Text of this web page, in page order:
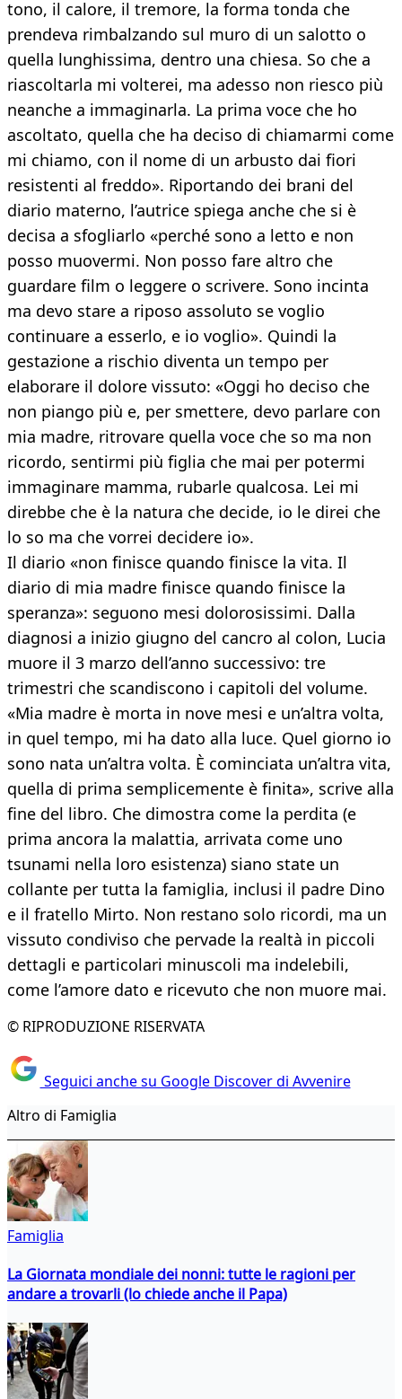
tono, il calore, il tremore, la forma tonda che
prendeva rimbalzando sul muro di un salotto o
quella lunghissima, dentro una chiesa. So che a
riascoltarla mi volterei, ma adesso non riesco più
neanche a immaginarla. La prima voce che ho
ascoltato, quella che ha deciso di chiamarmi come
mi chiamo, con il nome di un arbusto dai fiori
resistenti al freddo». Riportando dei brani del
diario materno, l’autrice spiega anche che si è
decisa a sfogliarlo «perché sono a letto e non
posso muovermi. Non posso fare altro che
guardare film o leggere o scrivere. Sono incinta
ma devo stare a riposo assoluto se voglio
continuare a esserlo, e io voglio». Quindi la
gestazione a rischio diventa un tempo per
elaborare il dolore vissuto: «Oggi ho deciso che
non piango più e, per smettere, devo parlare con
mia madre, ritrovare quella voce che so ma non
ricordo, sentirmi più figlia che mai per potermi
immaginare mamma, rubarle qualcosa. Lei mi
direbbe che è la natura che decide, io le direi che
lo so ma che vorrei decidere io».
Il diario «non finisce quando finisce la vita. Il
diario di mia madre finisce quando finisce la
speranza»: seguono mesi dolorosissimi. Dalla
diagnosi a inizio giugno del cancro al colon, Lucia
muore il 3 marzo dell’anno successivo: tre
trimestri che scandiscono i capitoli del volume.
«Mia madre è morta in nove mesi e un’altra volta,
in quel tempo, mi ha dato alla luce. Quel giorno io
sono nata un’altra volta. È cominciata un’altra vita,
quella di prima semplicemente è finita», scrive alla
fine del libro. Che dimostra come la perdita (e
prima ancora la malattia, arrivata come uno
tsunami nella loro esistenza) siano state un
collante per tutta la famiglia, inclusi il padre Dino
e il fratello Mirto. Non restano solo ricordi, ma un
vissuto condiviso che pervade la realtà in piccoli
dettagli e particolari minuscoli ma indelebili,
come l’amore dato e ricevuto che non muore mai.
© RIPRODUZIONE RISERVATA
Seguici anche su Google Discover di Avvenire
Altro di Famiglia
Famiglia
La Giornata mondiale dei nonni: tutte le ragioni per
andare a trovarli (lo chiede anche il Papa)